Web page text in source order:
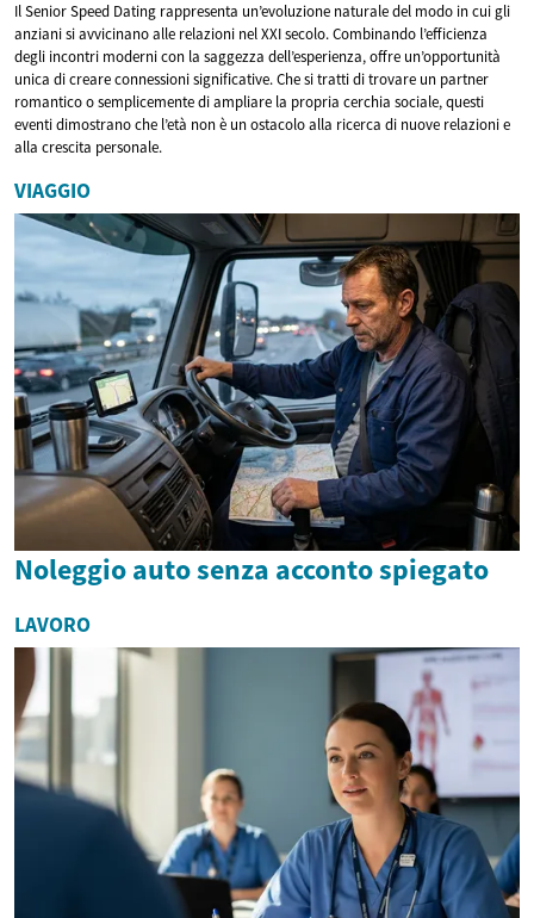
Il Senior Speed Dating rappresenta un’evoluzione naturale del modo in cui gli
anziani si avvicinano alle relazioni nel XXI secolo. Combinando l’efficienza
degli incontri moderni con la saggezza dell’esperienza, offre un’opportunità
unica di creare connessioni significative. Che si tratti di trovare un partner
romantico o semplicemente di ampliare la propria cerchia sociale, questi
eventi dimostrano che l’età non è un ostacolo alla ricerca di nuove relazioni e
alla crescita personale.
VIAGGIO
Noleggio auto senza acconto spiegato
LAVORO